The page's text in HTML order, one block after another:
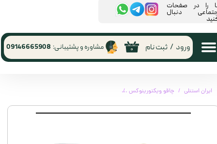
۰ ورود / ثبت نام مشاوره و پشتیبانی: 09146665908
را در صفحات
دنبال
ایران استنلی چاقو ویکتورینوکس